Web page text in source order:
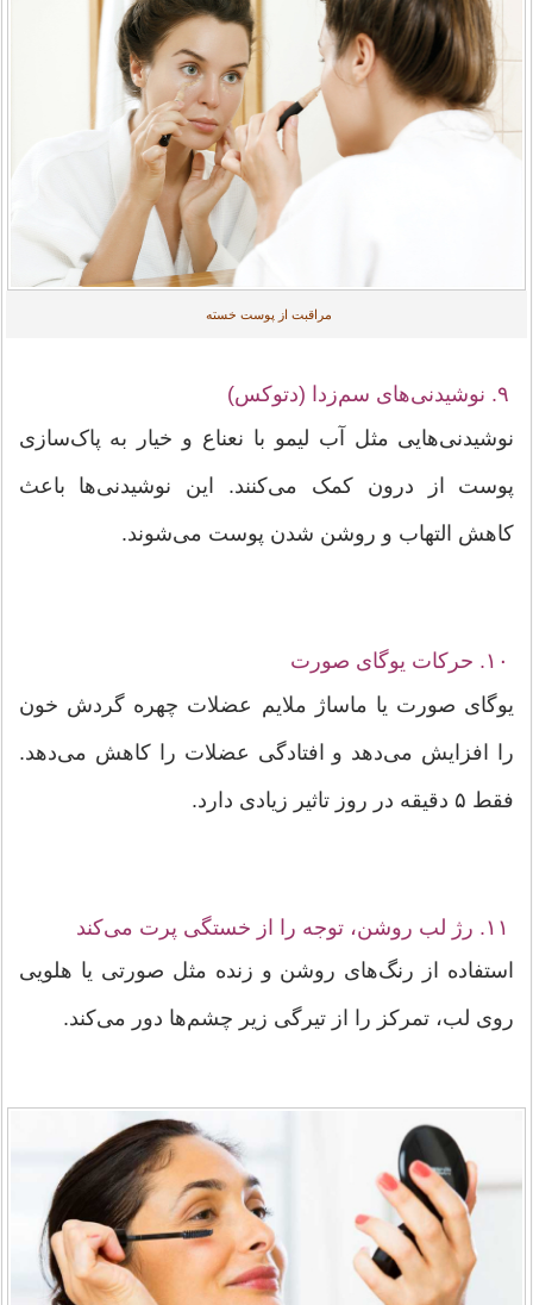
مراقبت از پوست خسته
۹. نوشیدنی‌های سم‌زدا (دتوکس)
نوشیدنی‌هایی مثل آب لیمو با نعناع و خیار به پاک‌سازی
پوست از درون کمک می‌کنند. این نوشیدنی‌ها باعث
کاهش التهاب و روشن شدن پوست می‌شوند.
۱۰. حرکات یوگای صورت
یوگای صورت یا ماساژ ملایم عضلات چهره گردش خون
را افزایش می‌دهد و افتادگی عضلات را کاهش می‌دهد.
فقط ۵ دقیقه در روز تاثیر زیادی دارد.
۱۱. رژ لب روشن، توجه را از خستگی پرت می‌کند
استفاده از رنگ‌های روشن و زنده مثل صورتی یا هلویی
روی لب، تمرکز را از تیرگی زیر چشم‌ها دور می‌کند.